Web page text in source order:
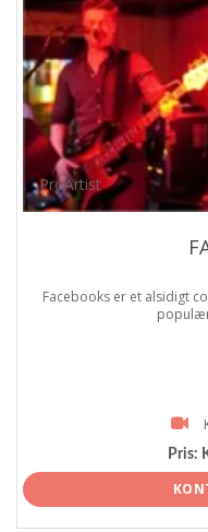
ProArtist
Facebooks er et alsidigt
Pris: